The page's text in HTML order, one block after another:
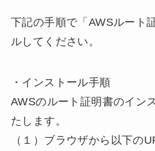
下記の手順で「AWSルート
ルしてください。
・インストール手順
AWSのルート証明書のイン
たします。
（１）ブラウザから以下の